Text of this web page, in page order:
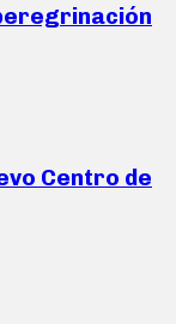
Centro de